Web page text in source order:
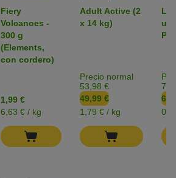
pienso para
perros -
Formato de
prueba
Fiery
Volcanoes -
300 g
(Elements,
con cordero)
1,99 €
6,63 € / kg
perros - Pack
Ahorro
Adult Active (2
x 14 kg)
Precio normal
53,98 €
49,99 €
1,79 € / kg
L: